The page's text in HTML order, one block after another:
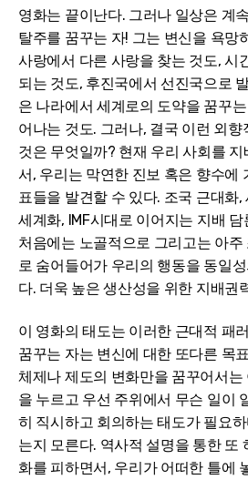
영화는 끝이난다. 그러나 일상은 계
탈주를 꿈꾸는 자! 그는 변신을 욕망
사랑에서 다른 사랑을 찾는 것도, 시
되는 것도, 후진국에서 선진국으로
은 나라에서 세계로의 도약을 꿈꾸
어나는 것도. 그러나, 결국 이런 외
것은 무엇일까? 현재 우리 사회를 지
서, 우리는 막연한 진보 혹은 향수에
표들을 발견할 수 있다. 조국 근대화
세계화, IMF시대로 이어지는 지배
처음에는 노골적으로 그리고는 아
로 숨어들어가 우리의 행동을 동일
다. 더욱 높은 생산성을 위한 지배권
이 영화의 태도는 이러한 근대적 패
꿈꾸는 자는 변신에 대한 또다른 목
체제나 제도의 변화만을 꿈꾸어서
을 누르고 우선 주위에서 무슨 일이
히 직시하고 회의하는 태도가 필요
는지 모른다. 역사적 설명을 통한 또
화를 피하면서, 우리가 어떠한 틀에